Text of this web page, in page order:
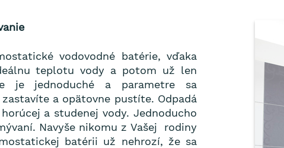
vodovodné batérie, vďaka
teplotu vody a potom už len
je jednoduché a parametre sa
a opätovne pustíte. Odpadá
a studenej vody. Jednoducho
Navyše nikomu z Vašej rodiny
batérii už nehrozí, že sa